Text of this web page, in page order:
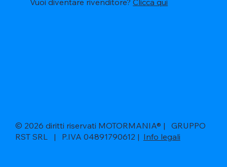
© 2026 diritti riservati MOTORMANIA® | GRUPPO
RST SRL | P.IVA 04891790612 | Info legali